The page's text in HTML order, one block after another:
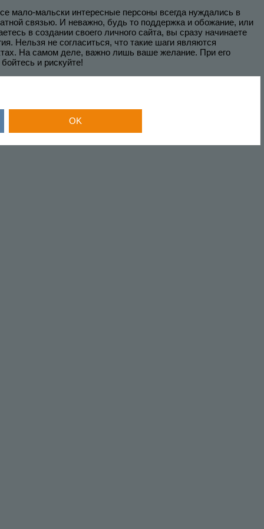
мало-мальски интересные персоны всегда нуждались в
связью. И неважно, будь то поддержка и обожание, или
в создании своего личного сайта, вы сразу начинаете
Нельзя не согласиться, что такие шаги являются
На самом деле, важно лишь ваше желание. При его
и рискуйте!
OK